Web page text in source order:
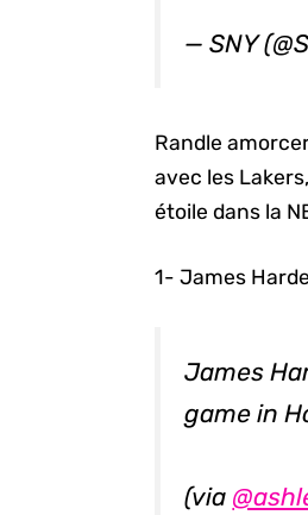
— SNY
Randle
avec les
étoile dans la
1- James
James
game in
(via